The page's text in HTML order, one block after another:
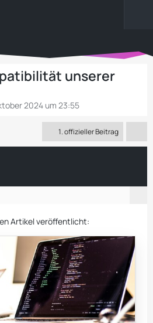
unserer
2024 um 23:55
1. offizieller Beitrag
Artikel veröffentlicht: